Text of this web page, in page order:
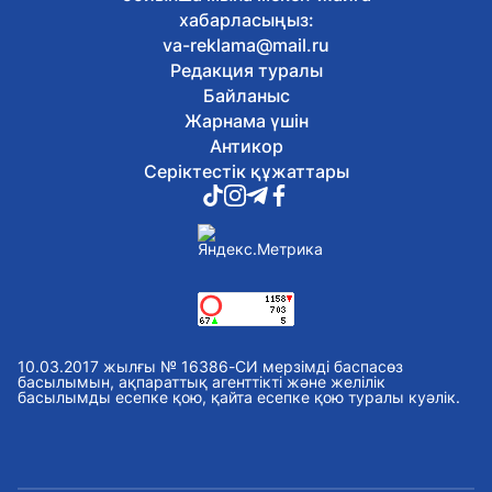
8 тамыз, 2026
Ұлттық музейде Абай күніне арналған
тақырыптық экскурсия өтті
8 тамыз, 2026
Елордада спорт күніне орай
бұқаралық велошеру өтті
8 тамыз, 2026
Қазақстандық ЖОО-лар
талапкерлерге 2 мыңнан астам грант
ұсынады
8 тамыз, 2026
Швейцариядағы Grand Slam турниріне
дзюдошылар белгілі болды
8 тамыз, 2026
Елордада 2 автобустың қозғалыс
7 тамыз, 2026
Астанада партиялар сайлауалды үгіт
Индонезиядағы халықаралық
хабарласыңыз:
va-reklama@mail.ru
Редакция туралы
Байланыс
Жарнама үшін
Антикор
Серіктестік құжаттары
10.03.2017 жылғы № 16386-СИ мерзімді баспасөз
басылымын, ақпараттық агенттікті және желілік
басылымды есепке қою, қайта есепке қою туралы куәлік.